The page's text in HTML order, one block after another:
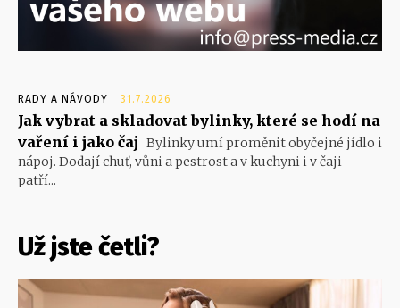
RADY A NÁVODY 31.7.2026
Jak vybrat a skladovat bylinky, které se hodí na
vaření i jako čaj Bylinky umí proměnit obyčejné jídlo i
nápoj. Dodají chuť, vůni a pestrost a v kuchyni i v čaji
patří...
Už jste četli?